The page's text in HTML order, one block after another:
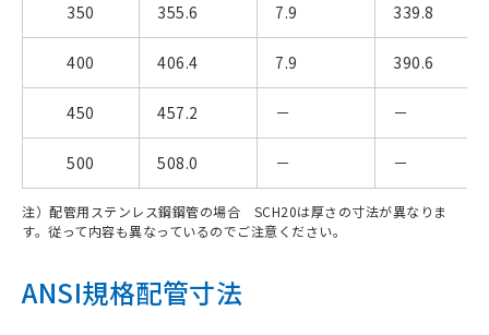
350 355.6 7.9 339.8
400 406.4 7.9 390.6
450 457.2 － －
500 508.0 － －
注）配管用ステンレス鋼鋼管の場合 SCH20は厚さの寸法が異なりま
す。従って内容も異なっているのでご注意ください。
ANSI規格配管寸法